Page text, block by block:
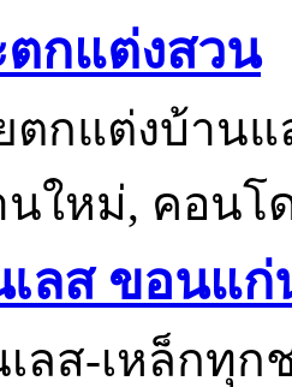
กแต่งสวน
ตกแต่งบ้าน
ใหม่, คอนโ
ลส ขอนแก่
ลส-เหล็กทุ